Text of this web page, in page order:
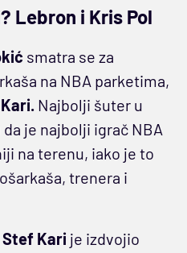
Lebron i Kris Pol
smatra se za
na NBA parketima,
Najbolji šuter u
je najbolji igrač NBA
na terenu, iako je to
trenera i
Stef Kari je izdvojio